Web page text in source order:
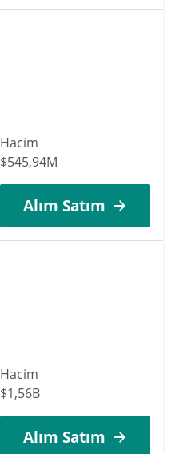
Hacim
$545,94M
Alım Satım
Hacim
$1,56B
Alım Satım